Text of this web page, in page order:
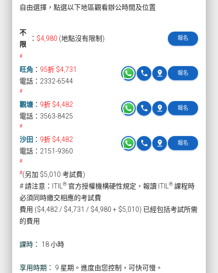
自由選擇，點選以下地區觀看辦公時間及位置
不
限
： $4,980 (地點沒有限制) 報名
#
旺角 ： 95折 $4,731 報名
pin_drop
phone
電話：2332-6544
#
觀塘 ： 9折 $4,482 報名
pin_drop
phone
電話：3563-8425
#
沙田 ： 9折 $4,482 報名
pin_drop
phone
電話：2151-9360
#
#(另加 $5,010 考試費)
# 請注意：ITIL
® 官方授權機構硬性規定，報讀 ITIL ® 課程時
必須同時繳交相應的考試費
費用 ($4,482 / $4,731 / $4,980 + $5,010) 已經包括考試所需
的費用
課時： 18 小時
享用時期： 9 星期。進度由您控制，可快可慢。